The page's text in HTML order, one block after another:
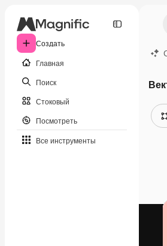
Создать
Главная
Поиск
Стоковый
Посмотреть
Все инструменты